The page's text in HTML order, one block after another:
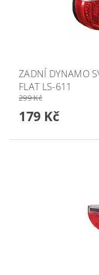
ZADNÍ DYNAMO
FLAT LS-611
299 Kč
179 Kč